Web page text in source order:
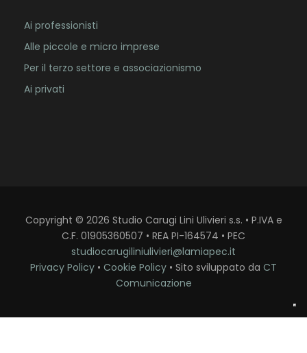
Ai professionisti
Alle piccole e micro imprese
Per il terzo settore e associazionismo
Ai privati
Copyright © 2026 Studio Carugi Lini Ulivieri s.s. • P.IVA e
C.F. 01905360507 • REA PI-164574 • PEC
studiocarugiliniulivieri@lamiapec.it
Privacy Policy • Cookie Policy • Sito sviluppato da CT
Comunicazione